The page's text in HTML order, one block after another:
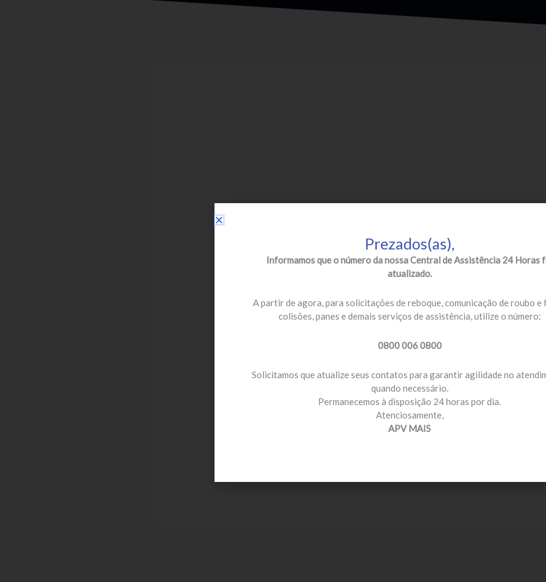
Prezados(as),
Informamos que o número da nossa Central de Assistência 24 Horas
atualizado.
A partir de agora, para solicitações de reboque, comunicação de roubo e
colisões, panes e demais serviços de assistência, utilize o número:
0800 006 0800
Solicitamos que atualize seus contatos para garantir agilidade no
quando necessário.
Permanecemos à disposição 24 horas por dia.
Atenciosamente,
APV MAIS